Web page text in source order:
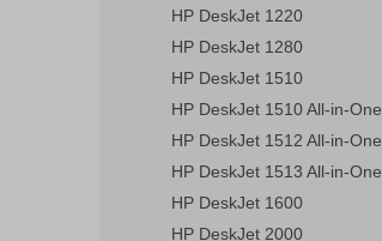
HP DeskJet 1220
HP DeskJet 1280
HP DeskJet 1510
HP DeskJet 1510 All-in-One
HP DeskJet 1512 All-in-One
HP DeskJet 1513 All-in-One
HP DeskJet 1600
HP DeskJet 2000